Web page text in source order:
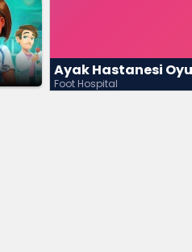
Ayak Hastanesi
Foot Hospital